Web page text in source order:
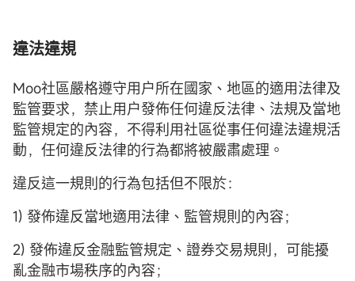
違法違規
Moo社區嚴格遵守用户所在國家、地區的適用法律及
監管要求，禁止用户發佈任何違反法律、法規及當地
監管規定的內容，不得利用社區從事任何違法違規活
動，任何違反法律的行為都將被嚴肅處理。
違反這一規則的行為包括但不限於：
1) 發佈違反當地適用法律、監管規則的內容；
2) 發佈違反金融監管規定、證券交易規則，可能擾
亂金融市場秩序的內容；